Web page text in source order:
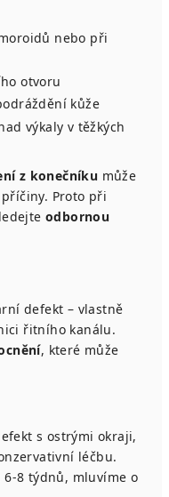
nebo při
otvoru
kůže
výkaly v těžkých
z konečníku může
Proto při
odbornou
defekt – vlastně
řitního kanálu.
, které může
s ostrými okraji,
léčbu.
6-8 týdnů, mluvíme o